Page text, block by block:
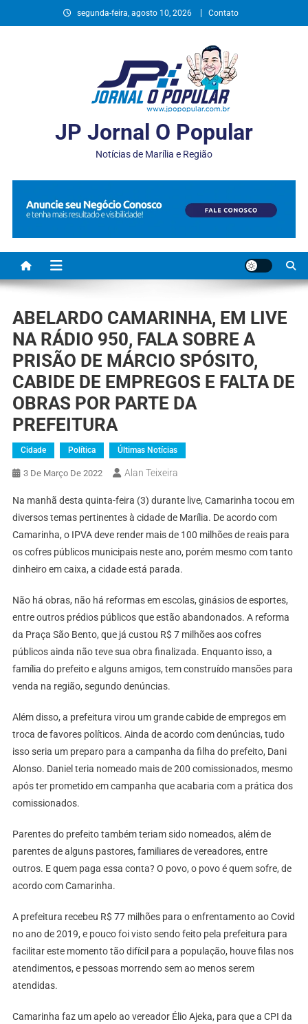
segunda-feira, agosto 10, 2026 Contato
JP Jornal O Popular
Notícias de Marília e Região
ABELARDO CAMARINHA, EM LIVE
NA RÁDIO 950, FALA SOBRE A
PRISÃO DE MÁRCIO SPÓSITO,
CABIDE DE EMPREGOS E FALTA DE
OBRAS POR PARTE DA
PREFEITURA
Cidade Política Últimas Notícias
3 De Março De 2022 Alan Teixeira
Na manhã desta quinta-feira (3) durante live, Camarinha tocou em
diversos temas pertinentes à cidade de Marília. De acordo com
Camarinha, o IPVA deve render mais de 100 milhões de reais para
os cofres públicos municipais neste ano, porém mesmo com tanto
dinheiro em caixa, a cidade está parada.
Não há obras, não há reformas em escolas, ginásios de esportes,
entre outros prédios públicos que estão abandonados. A reforma
da Praça São Bento, que já custou R$ 7 milhões aos cofres
públicos ainda não teve sua obra finalizada. Enquanto isso, a
família do prefeito e alguns amigos, tem construído mansões para
venda na região, segundo denúncias.
Além disso, a prefeitura virou um grande cabide de empregos em
troca de favores políticos. Ainda de acordo com denúncias, tudo
isso seria um preparo para a campanha da filha do prefeito, Dani
Alonso. Daniel teria nomeado mais de 200 comissionados, mesmo
após ter prometido em campanha que acabaria com a prática dos
comissionados.
Parentes do prefeito também teriam sido nomeados, além de
parentes de alguns pastores, familiares de vereadores, entre
outros. E quem paga essa conta? O povo, o povo é quem sofre, de
acordo com Camarinha.
A prefeitura recebeu R$ 77 milhões para o enfrentamento ao Covid
no ano de 2019, e pouco foi visto sendo feito pela prefeitura para
facilitar este momento tão difícil para a população, houve filas nos
atendimentos, e pessoas morrendo sem ao menos serem
atendidas.
Camarinha faz um apelo ao vereador Élio Ajeka, para que a CPI da